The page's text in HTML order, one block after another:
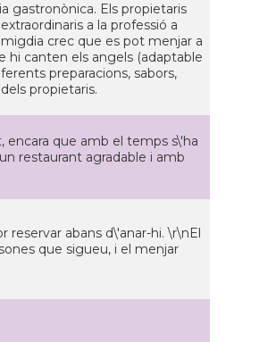
gastronònica. Els propietaris
a la professió a
crec que es pot menjar a
hi canten els angels (adaptable
preparacions, sabors,
propietaris.
que amb el temps s\'ha
restaurant agradable i amb
abans d\'anar-hi. \r\nEl
que sigueu, i el menjar